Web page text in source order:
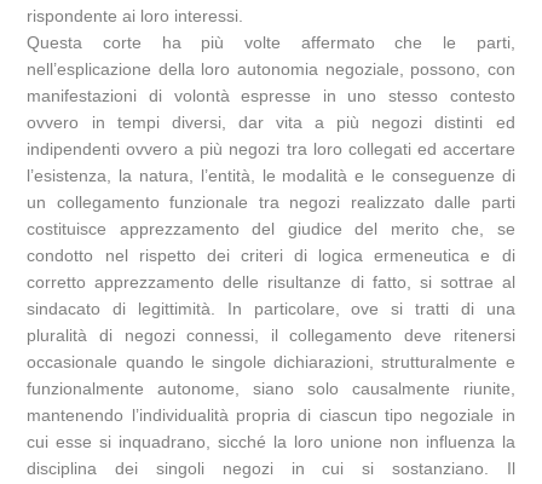
rispondente ai loro interessi.
Questa corte ha più volte affermato che le parti,
nell’esplicazione della loro autonomia negoziale, possono, con
manifestazioni di volontà espresse in uno stesso contesto
ovvero in tempi diversi, dar vita a più negozi distinti ed
indipendenti ovvero a più negozi tra loro collegati ed accertare
l’esistenza, la natura, l’entità, le modalità e le conseguenze di
un collegamento funzionale tra negozi realizzato dalle parti
costituisce apprezzamento del giudice del merito che, se
condotto nel rispetto dei criteri di logica ermeneutica e di
corretto apprezzamento delle risultanze di fatto, si sottrae al
sindacato di legittimità. In particolare, ove si tratti di una
pluralità di negozi connessi, il collegamento deve ritenersi
occasionale quando le singole dichiarazioni, strutturalmente e
funzionalmente autonome, siano solo causalmente riunite,
mantenendo l’individualità propria di ciascun tipo negoziale in
cui esse si inquadrano, sicché la loro unione non influenza la
disciplina dei singoli negozi in cui si sostanziano. Il